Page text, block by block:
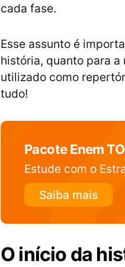
cada fase.
Esse assunto é
história, quanto para a
utilizado como
tudo!
Pacote Enem
Estude com o
Saiba mais
O início da